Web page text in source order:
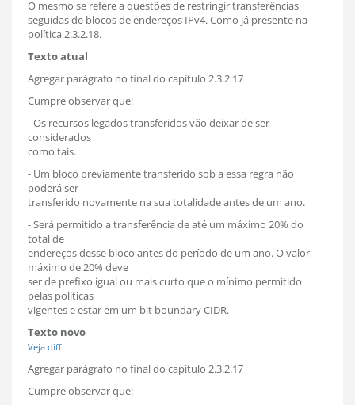
O mesmo se refere a questões de restringir transferências
seguidas de blocos de endereços IPv4. Como já presente na
política 2.3.2.18.
Texto atual
Agregar parágrafo no final do capítulo 2.3.2.17
Cumpre observar que:
- Os recursos legados transferidos vão deixar de ser
considerados
como tais.
- Um bloco previamente transferido sob a essa regra não
poderá ser
transferido novamente na sua totalidade antes de um ano.
- Será permitido a transferência de até um máximo 20% do
total de
endereços desse bloco antes do período de um ano. O valor
máximo de 20% deve
ser de prefixo igual ou mais curto que o mínimo permitido
pelas políticas
vigentes e estar em um bit boundary CIDR.
Texto novo
Veja diff
Agregar parágrafo no final do capítulo 2.3.2.17
Cumpre observar que: